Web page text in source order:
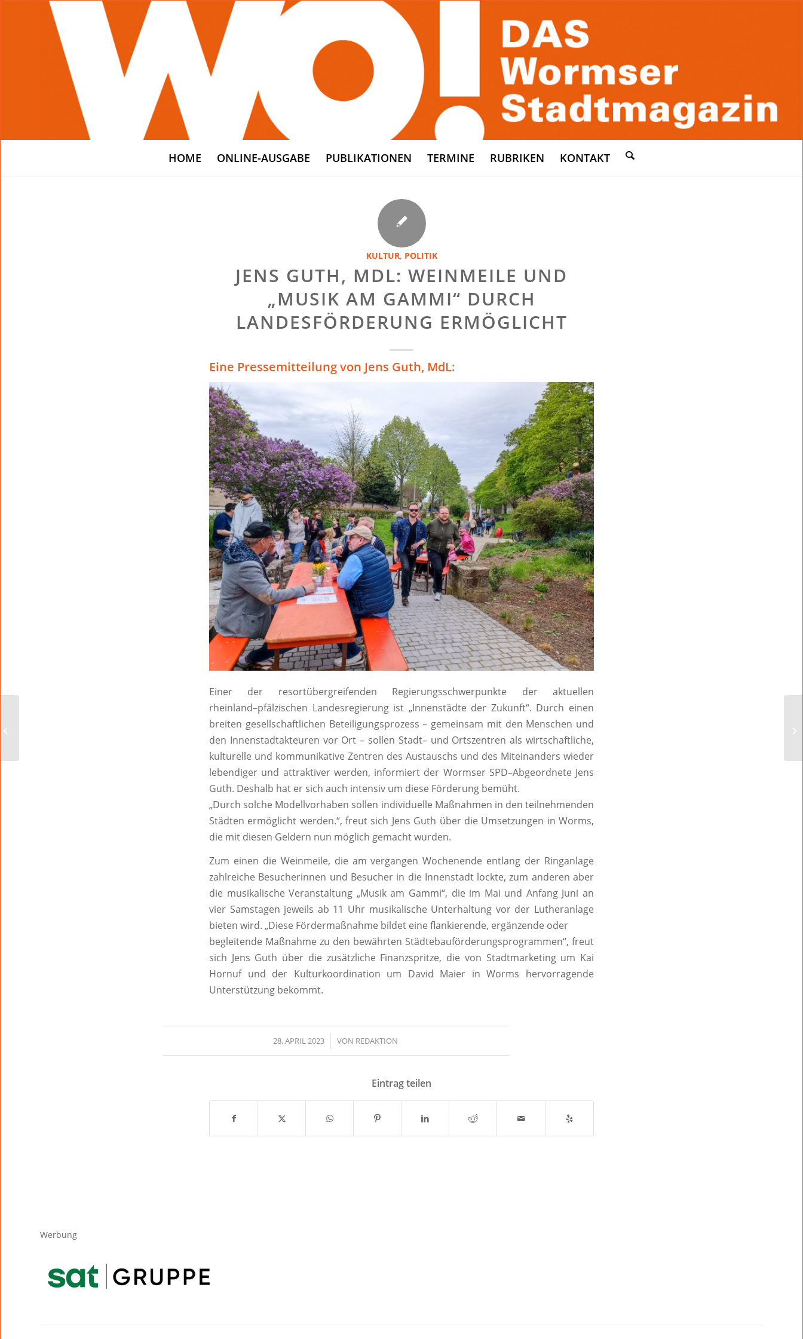
HOME ONLINE-AUSGABE PUBLIKATIONEN TERMINE RUBRIKEN KONTAKT
KULTUR, POLITIK
JENS GUTH, MDL: WEINMEILE UND
„MUSIK AM GAMMI“ DURCH
LANDESFÖRDERUNG ERMÖGLICHT
Eine Pressemitteilung von Jens Guth, MdL:
Einer der resortübergreifenden Regierungsschwerpunkte der aktuellen
rheinland–pfälzischen Landesregierung ist „Innenstädte der Zukunft“. Durch einen
breiten gesellschaftlichen Beteiligungsprozess – gemeinsam mit den Menschen und
den Innenstadtakteuren vor Ort – sollen Stadt– und Ortszentrenals wirtschaftliche,
kulturelle und kommunikative Zentren des Austauschs und des Miteinanders wieder
lebendiger und attraktiver werden, informiert der Wormser SPD–Abgeordnete Jens
Guth. Deshalb hat er sich auch intensiv um diese Förderung bemüht.
„Durch solche Modellvorhaben sollen individuelle Maßnahmen in den teilnehmenden
Städten ermöglicht werden.“, freut sich Jens Guth über die Umsetzungen in Worms,
die mit diesen Geldern nun möglich gemacht wurden.
Zum einen die Weinmeile, die am vergangen Wochenende entlang der Ringanlage
zahlreiche Besucherinnen und Besucher in die Innenstadt lockte,zum anderen aber
die musikalische Veranstaltung „Musik am Gammi“, die im Mai und Anfang Juni an
vier Samstagen jeweils ab 11 Uhr musikalische Unterhaltung vor der Lutheranlage
bieten wird. „Diese Fördermaßnahme bildet eine flankierende, ergänzende oder
begleitende Maßnahme zu den bewährten Städtebauförderungsprogrammen“, freut
sich Jens Guth über die zusätzliche Finanzspritze, die von Stadtmarketing um Kai
Hornuf und der Kulturkoordination um David Maier in Worms hervorragende
Unterstützung bekommt.
28. APRIL 2023
/ VON REDAKTION
Eintrag teilen
Werbung